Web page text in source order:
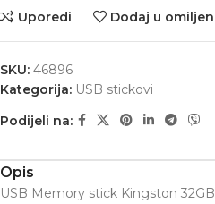
Uporedi Dodaj u
SKU: 46896
Kategorija: USB stickovi
Podijeli na:
Opis
USB Memory stick Kingston